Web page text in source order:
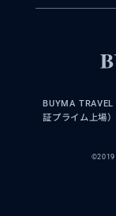
BUYMA
証プライム上場
©2019